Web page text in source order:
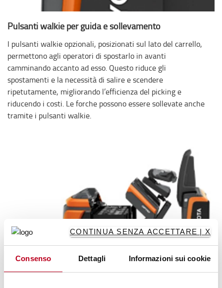
CONTINUA SENZA ACCETTARE | X
Consenso Dettagli Informazioni sui cookie
Pulsanti walkie per guida e sollevamento
I pulsanti walkie opzionali, posizionati sul lato del carrello,
permettono agli operatori di spostarlo in avanti
camminando accanto ad esso. Questo riduce gli
spostamenti e la necessità di salire e scendere
ripetutamente, migliorando l’efficienza del picking e
riducendo i costi. Le forche possono essere sollevate anche
tramite i pulsanti walkie.